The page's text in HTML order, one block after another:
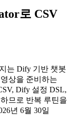
로 CSV
는 Dify 기반 챗봇
상을 준비하는
Dify 설정 DSL,
므로 반복 루틴을
년 6월 30일